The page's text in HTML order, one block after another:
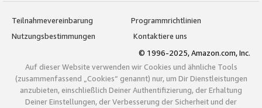
Teilnahmevereinbarung
Programmrichtlinien
Nutzungsbestimmungen
Kontaktiere uns
© 1996-2025, Amazon.com, Inc.
Auf dieser Website verwenden wir Cookies und ähnliche Tools
(zusammenfassend „Cookies“ genannt) nur, um Dir Dienstleistungen
anzubieten, einschließlich Deiner Authentifizierung, der Erhaltung
Deiner Einstellungen, der Verbesserung der Sicherheit und der